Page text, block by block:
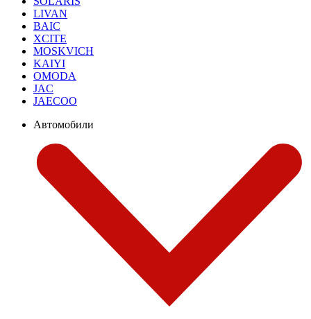
LIVAN
BAIC
XCITE
MOSKVICH
KAIYI
OMODA
JAC
JAECOO
Автомобили